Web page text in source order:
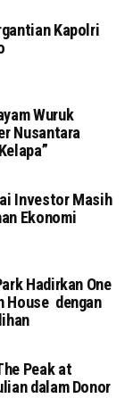
Kapolri
Wuruk
Nusantara
Investor Masih
Ekonomi
Hadirkan One
House dengan
Peak at
dalam Donor